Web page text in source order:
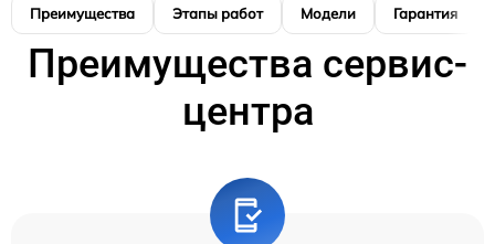
Преимущества Этапы работ Модели Гарантия
Преимущества сервис-
центра